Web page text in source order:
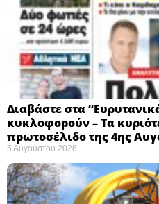
Διαβάστε στα
κυκλοφορούν – Τα
πρωτοσέλιδο της 4ης
5 Αυγούστου 2026